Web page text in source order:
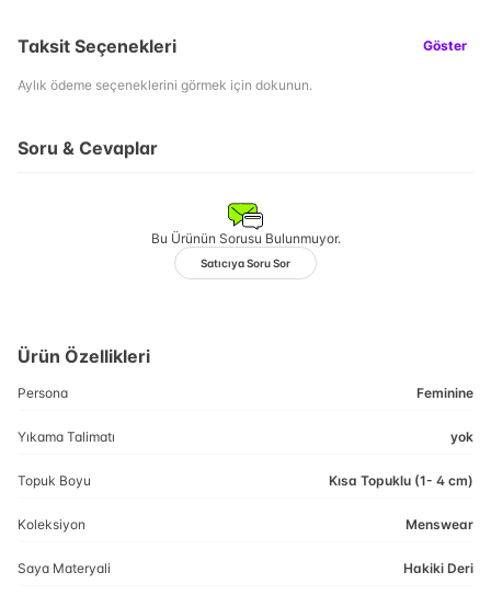
Taksit Seçenekleri Göster
Aylık ödeme seçeneklerini görmek için dokunun.
Soru & Cevaplar
Bu Ürünün Sorusu Bulunmuyor.
Satıcıya Soru Sor
Ürün Özellikleri
Persona Feminine
Yıkama Talimatı yok
Topuk Boyu Kısa Topuklu (1- 4 cm)
Koleksiyon Menswear
Saya Materyali Hakiki Deri